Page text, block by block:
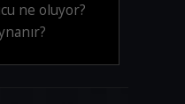
ne oluyor?